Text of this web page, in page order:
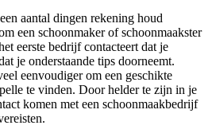
aantal dingen rekening houd
een schoonmaker of schoonmaakster
eerste bedrijf contacteert dat je
je onderstaande tips doorneemt.
eenvoudiger om een geschikte
te vinden. Door helder te zijn in je
komen met een schoonmaakbedrijf